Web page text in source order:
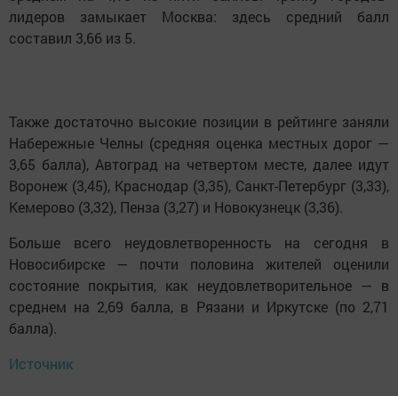
лидеров замыкает Москва: здесь средний балл
составил 3,66 из 5.
Также достаточно высокие позиции в рейтинге заняли
Набережные Челны (средняя оценка местных дорог —
3,65 балла), Автоград на четвертом месте, далее идут
Воронеж (3,45), Краснодар (3,35), Санкт-Петербург (3,33),
Кемерово (3,32), Пенза (3,27) и Новокузнецк (3,36).
Больше всего неудовлетворенность на сегодня в
Новосибирске — почти половина жителей оценили
состояние покрытия, как неудовлетворительное — в
среднем на 2,69 балла, в Рязани и Иркутске (по 2,71
балла).
Источник